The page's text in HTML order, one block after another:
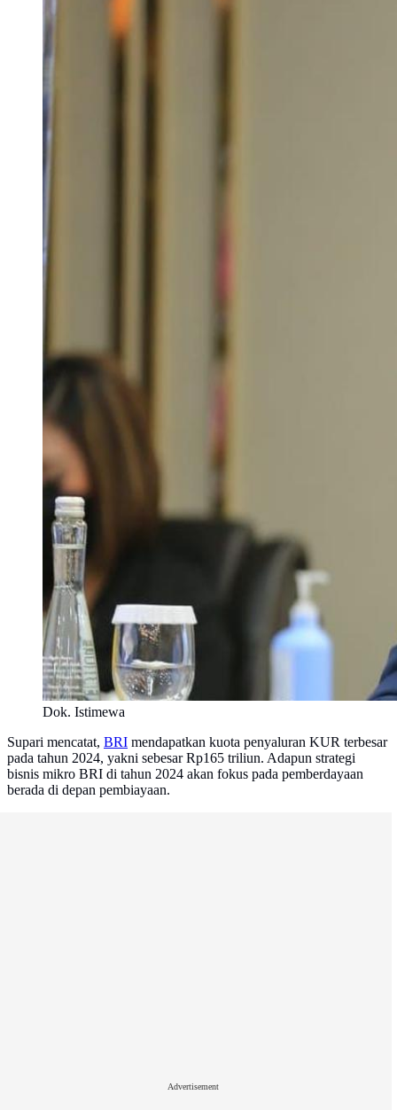
Dok. Istimewa
Supari mencatat, BRI mendapatkan kuota penyaluran KUR terbesar
pada tahun 2024, yakni sebesar Rp165 triliun. Adapun strategi
bisnis mikro BRI di tahun 2024 akan fokus pada pemberdayaan
berada di depan pembiayaan.​​​​​​​
Advertisement